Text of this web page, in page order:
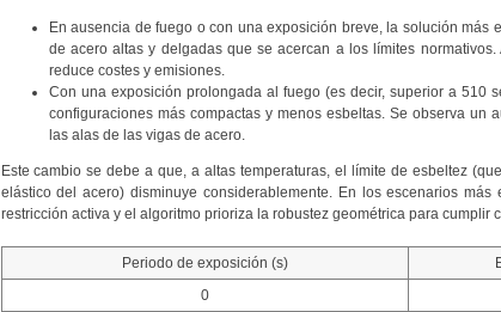
En ausencia de fuego o con una exposición breve, la solución más
de acero altas y delgadas que se acercan a los límites
reduce costes y emisiones.
Con una exposición prolongada al fuego (es decir, superior a 510
configuraciones más compactas y menos esbeltas. Se observa un
las alas de las vigas de acero.
Este cambio se debe a que, a altas temperaturas, el límite de esbeltez
elástico del acero) disminuye considerablemente. En los escenarios
restricción activa y el algoritmo prioriza la robustez geométrica para cumplir
Periodo de exposición (s)
0